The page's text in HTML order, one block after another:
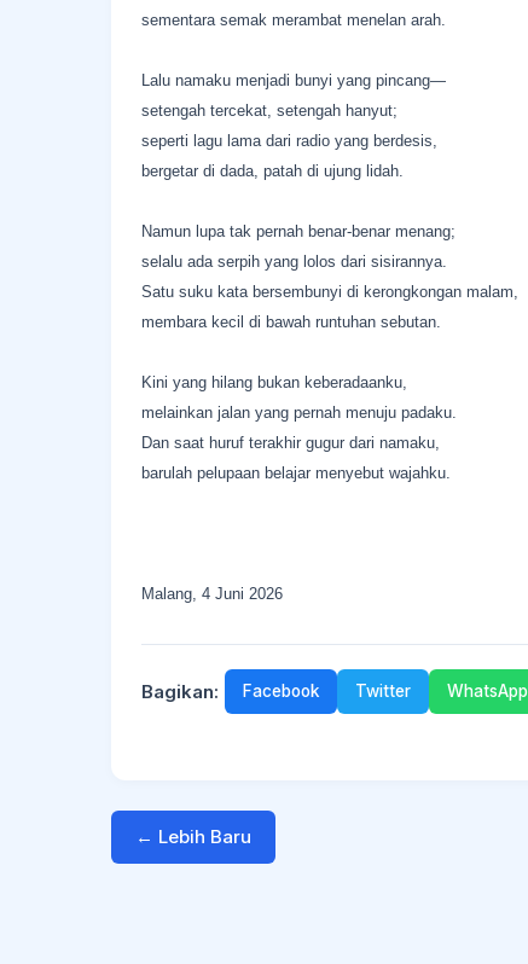
sementara semak merambat menelan arah.
Lalu namaku menjadi bunyi yang pincang—
setengah tercekat, setengah hanyut;
seperti lagu lama dari radio yang berdesis,
bergetar di dada, patah di ujung lidah.
Namun lupa tak pernah benar-benar menang;
selalu ada serpih yang lolos dari sisirannya.
Satu suku kata bersembunyi di kerongkongan malam,
membara kecil di bawah runtuhan sebutan.
Kini yang hilang bukan keberadaanku,
melainkan jalan yang pernah menuju padaku.
Dan saat huruf terakhir gugur dari namaku,
barulah pelupaan belajar menyebut wajahku.
Malang, 4 Juni 2026
Bagikan: Facebook Twitter WhatsApp
← Lebih Baru